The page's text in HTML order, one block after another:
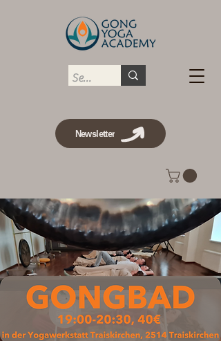
Newsletter